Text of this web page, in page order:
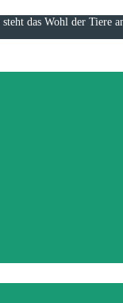
steht das Wohl der Tiere